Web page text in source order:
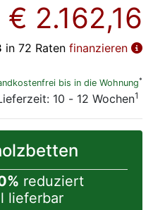
€ 2.162,16
in 72 Raten finanzieren
bis in die Wohnung*
10 - 12 Wochen1
reduziert
lieferbar